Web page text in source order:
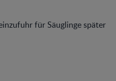
für Säuglinge später